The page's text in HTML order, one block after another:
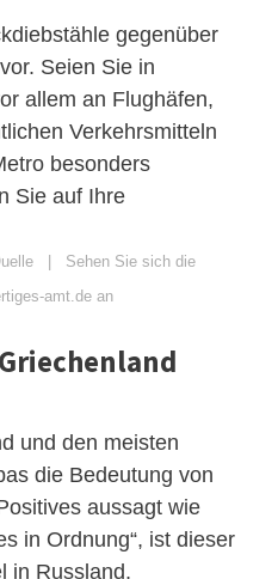
gegenüber
Seien Sie in
allem an Flughäfen,
Verkehrsmitteln
besonders
Sie auf Ihre
| Sehen Sie sich die
amt.de an
und den meisten
die Bedeutung von
aussagt wie
in Ordnung“, ist dieser
in Russland,